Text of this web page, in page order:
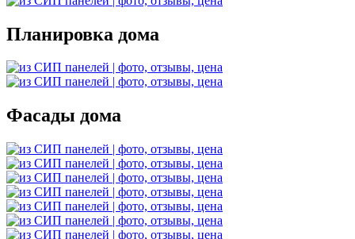
Планировка дома
Фасады дома